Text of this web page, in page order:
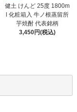
健土 けんど 25度 1800m
l 化粧箱入 牛ノ根蒸留所
芋焼酎 代表銘柄
3,450円(税込)